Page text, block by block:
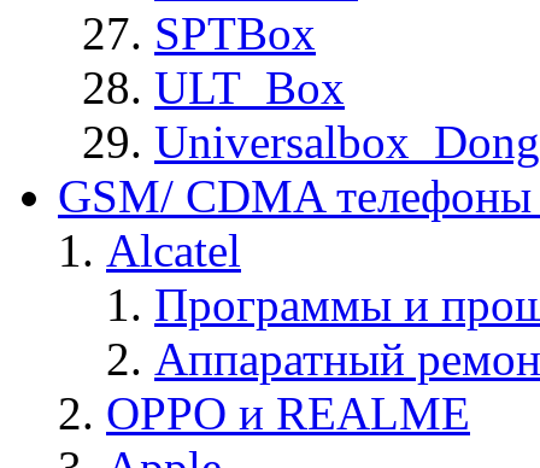
SPTBox
ULT_Box
GSM/ CDMA
Alcatel
Программы и
Аппаратный
OPPO и REALME